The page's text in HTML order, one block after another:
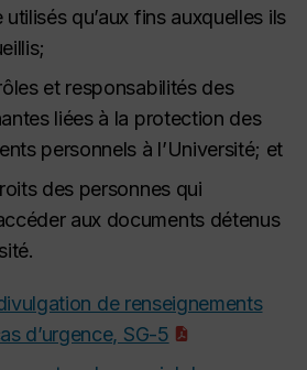
qu’aux fins auxquelles ils
et responsabilités des
liées à la protection des
personnels à l’Université; et
des personnes qui
aux documents détenus
de renseignements
d’urgence, SG-5